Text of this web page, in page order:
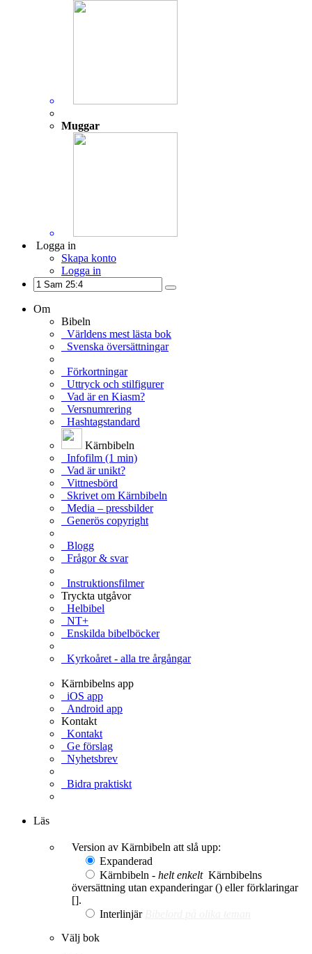
Muggar
Logga in
Skapa konto
Logga in
Om
Bibeln
Världens mest lästa bok
Svenska översättningar
Förkortningar
Uttryck och stilfigurer
Vad är en Kiasm?
Versnumrering
Hashtagstandard
Kärnbibeln
Infofilm (1 min)
Vad är unikt?
Vittnesbörd
Skrivet om Kärnbibeln
Media – pressbilder
Generös copyright
Blogg
Frågor & svar
Instruktionsfilmer
Tryckta utgåvor
Helbibel
NT+
Enskilda bibelböcker
Kyrkoåret - alla tre årgångar
Kärnbibelns app
iOS app
Android app
Kontakt
Kontakt
Ge förslag
Nyhetsbrev
Bidra praktiskt
Läs
Version av Kärnbibeln att slå upp:
Expanderad
Kärnbibeln - helt enkelt Kärnbibelns
översättning utan expanderingar () eller förklaringar
[].
Interlinjär
Välj bok